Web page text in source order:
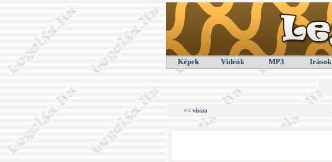
Képek Videók MP3 Irások
<< vissza